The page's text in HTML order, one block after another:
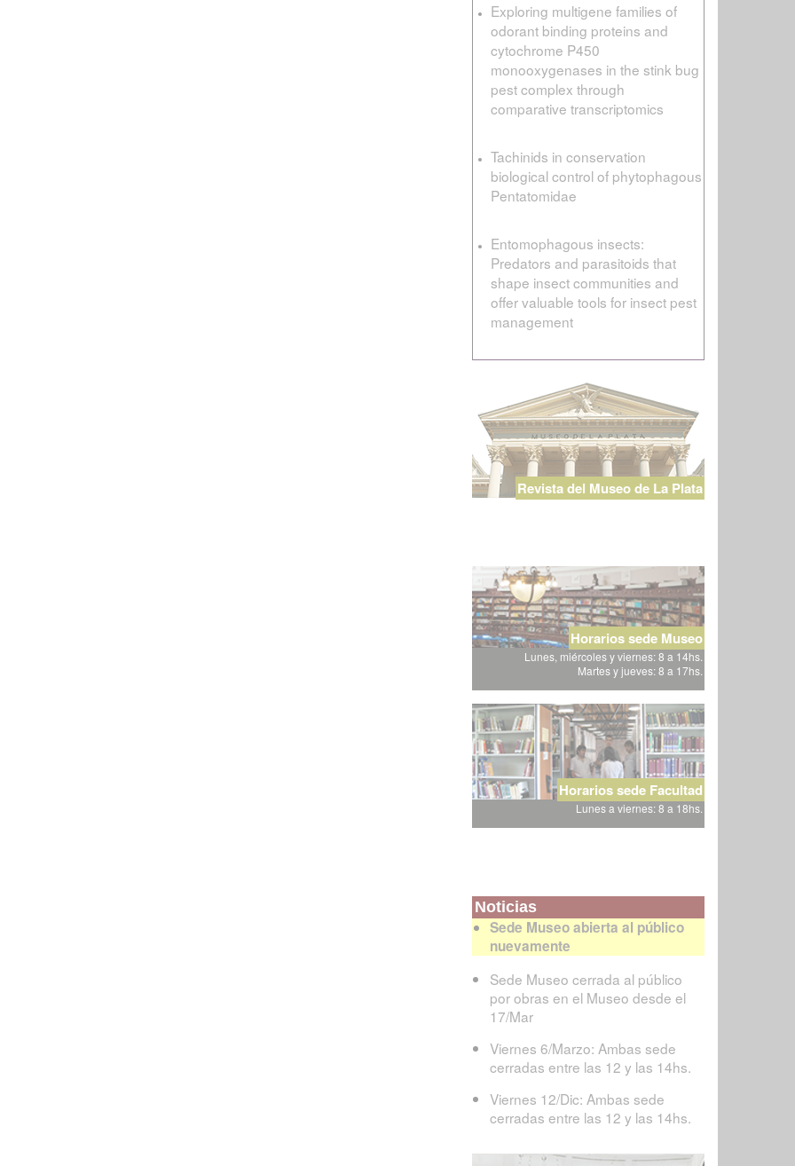
Exploring multigene families of
odorant binding proteins and
cytochrome P450
monooxygenases in the stink bug
pest complex through
comparative transcriptomics
Tachinids in conservation
biological control of phytophagous
Pentatomidae
Entomophagous insects:
Predators and parasitoids that
shape insect communities and
offer valuable tools for insect pest
management
Revista del Museo de La Plata
Horarios sede Museo
Lunes, miércoles y viernes: 8 a 14hs.
Martes y jueves: 8 a 17hs.
Horarios sede Facultad
Lunes a viernes: 8 a 18hs.
Noticias
Sede Museo abierta al público
nuevamente
Sede Museo cerrada al público
por obras en el Museo desde el
17/Mar
Viernes 6/Marzo: Ambas sede
cerradas entre las 12 y las 14hs.
Viernes 12/Dic: Ambas sede
cerradas entre las 12 y las 14hs.